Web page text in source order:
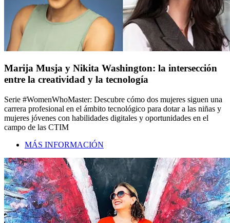
Marija Musja y Nikita Washington: la intersección
entre la creatividad y la tecnología
Serie #WomenWhoMaster: Descubre cómo dos mujeres siguen una
carrera profesional en el ámbito tecnológico para dotar a las niñas y
mujeres jóvenes con habilidades digitales y oportunidades en el
campo de las CTIM
MÁS INFORMACIÓN